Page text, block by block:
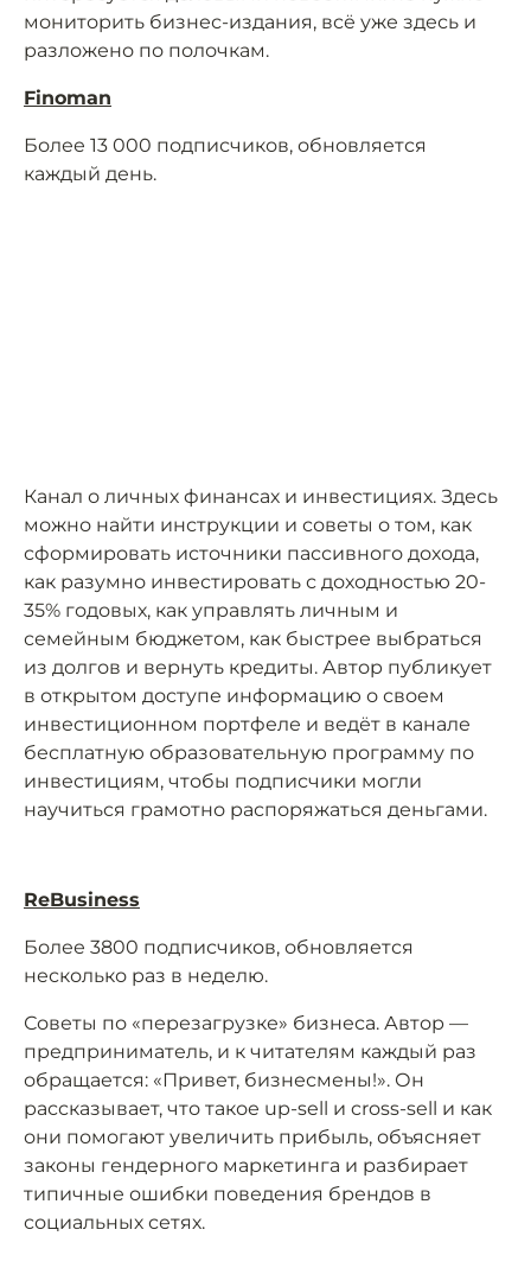
мониторить бизнес-издания, всё уже здесь и
разложено по полочкам.
Finoman
Более 13 000 подписчиков, обновляется
каждый день.
Канал о личных финансах и инвестициях. Здесь
можно найти инструкции и советы о том, как
сформировать источники пассивного дохода,
как разумно инвестировать с доходностью 20-
35% годовых, как управлять личным и
семейным бюджетом, как быстрее выбраться
из долгов и вернуть кредиты. Автор публикует
в открытом доступе информацию о своем
инвестиционном портфеле и ведёт в канале
бесплатную образовательную программу по
инвестициям, чтобы подписчики могли
научиться грамотно распоряжаться деньгами.
ReBusiness
Более 3800 подписчиков, обновляется
несколько раз в неделю.
Советы по «перезагрузке» бизнеса. Автор —
предприниматель, и к читателям каждый раз
обращается: «Привет, бизнесмены!». Он
рассказывает, что такое up-sell и cross-sell и как
они помогают увеличить прибыль, объясняет
законы гендерного маркетинга и разбирает
типичные ошибки поведения брендов в
социальных сетях.